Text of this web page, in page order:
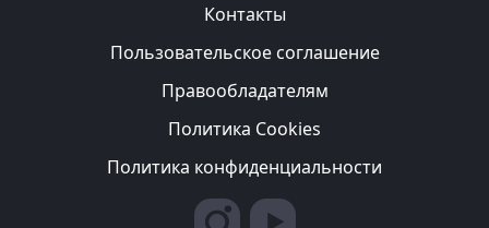
Контакты
Пользовательское соглашение
Правообладателям
Политика Cookies
Политика конфиденциальности